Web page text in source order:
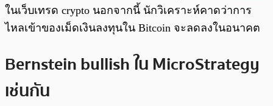
ในเว็บเทรด crypto นอกจากนี้ นักวิเคราะห์คาดว่าการ
ไหลเข้าของเม็ดเงินลงทุนใน Bitcoin จะลดลงในอนาคต
Bernstein bullish ใน MicroStrategy
เช่นกัน